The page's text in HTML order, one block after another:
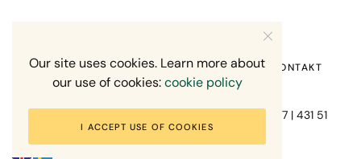
Fotograf Mikael Svensson | Gundefjällsgatan 407 | 431 51
Mölndal | +46-70-7671863
HEM OM MIG RECENSION OM MIG KONTAKT
Our site uses cookies. Learn more about
our use of cookies:cookie policy
I ACCEPT USE OF COOKIES